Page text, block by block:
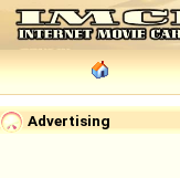
Advertising